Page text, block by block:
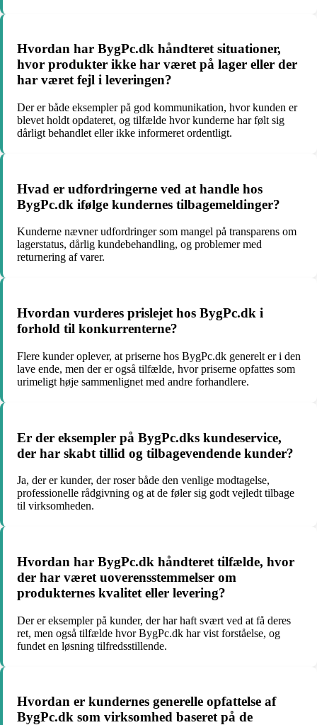
Hvordan har BygPc.dk håndteret situationer,
hvor produkter ikke har været på lager eller der
har været fejl i leveringen?
Der er både eksempler på god kommunikation, hvor kunden er
blevet holdt opdateret, og tilfælde hvor kunderne har følt sig
dårligt behandlet eller ikke informeret ordentligt.
Hvad er udfordringerne ved at handle hos
BygPc.dk ifølge kundernes tilbagemeldinger?
Kunderne nævner udfordringer som mangel på transparens om
lagerstatus, dårlig kundebehandling, og problemer med
returnering af varer.
Hvordan vurderes prislejet hos BygPc.dk i
forhold til konkurrenterne?
Flere kunder oplever, at priserne hos BygPc.dk generelt er i den
lave ende, men der er også tilfælde, hvor priserne opfattes som
urimeligt høje sammenlignet med andre forhandlere.
Er der eksempler på BygPc.dks kundeservice,
der har skabt tillid og tilbagevendende kunder?
Ja, der er kunder, der roser både den venlige modtagelse,
professionelle rådgivning og at de føler sig godt vejledt tilbage
til virksomheden.
Hvordan har BygPc.dk håndteret tilfælde, hvor
der har været uoverensstemmelser om
produkternes kvalitet eller levering?
Der er eksempler på kunder, der har haft svært ved at få deres
ret, men også tilfælde hvor BygPc.dk har vist forståelse, og
fundet en løsning tilfredsstillende.
Hvordan er kundernes generelle opfattelse af
BygPc.dk som virksomhed baseret på de